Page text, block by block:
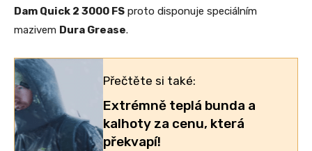
Dam Quick 2 3000 FS proto disponuje speciálním
mazivem Dura Grease.
Přečtěte si také:
Extrémně teplá bunda a
kalhoty za cenu, která
překvapí!